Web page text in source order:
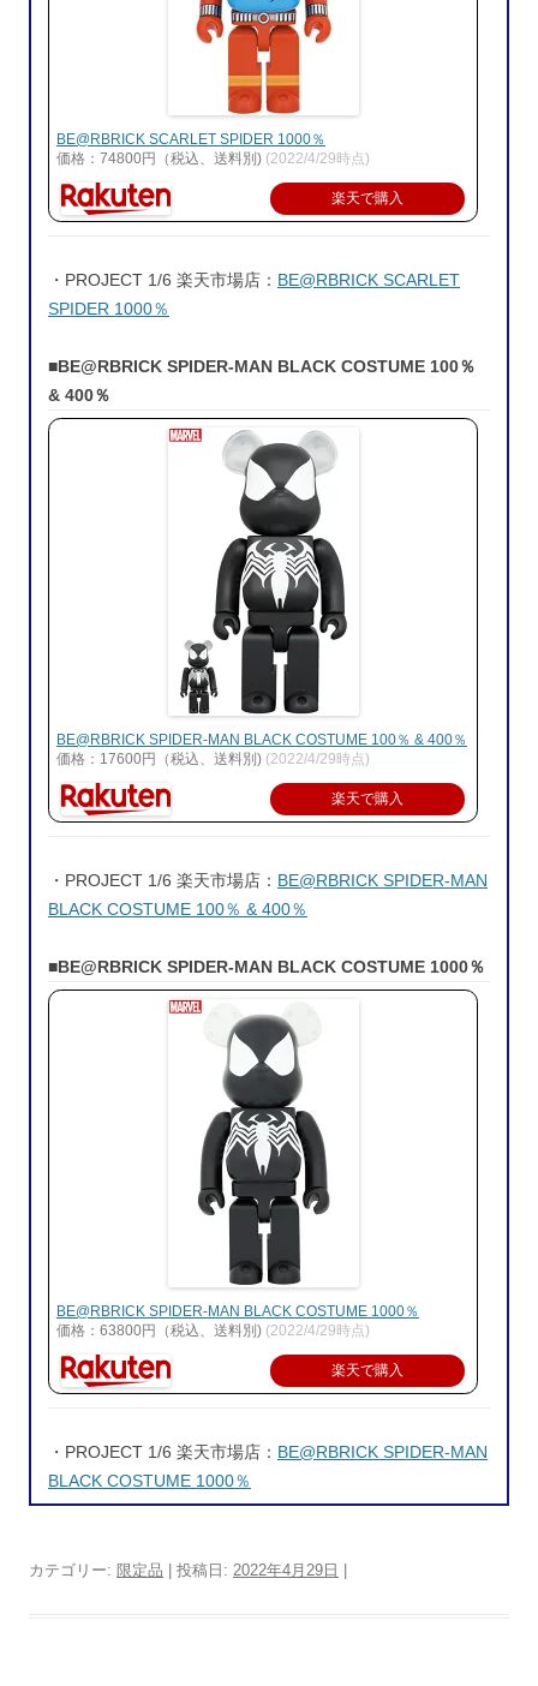
BE@RBRICK SCARLET SPIDER 1000％
価格：74800円（税込、送料別) (2022/4/29時点)
楽天で購入
・PROJECT 1/6 楽天市場店： BE@RBRICK SCARLET
SPIDER 1000％
■BE@RBRICK SPIDER-MAN BLACK COSTUME 100％
& 400％
BE@RBRICK SPIDER-MAN BLACK COSTUME 100％ & 400％
価格：17600円（税込、送料別) (2022/4/29時点)
楽天で購入
・PROJECT 1/6 楽天市場店： BE@RBRICK SPIDER-MAN
BLACK COSTUME 100％ & 400％
■BE@RBRICK SPIDER-MAN BLACK COSTUME 1000％
BE@RBRICK SPIDER-MAN BLACK COSTUME 1000％
価格：63800円（税込、送料別) (2022/4/29時点)
楽天で購入
・PROJECT 1/6 楽天市場店： BE@RBRICK SPIDER-MAN
BLACK COSTUME 1000％
カテゴリー: 限定品 | 投稿日: 2022年4月29日